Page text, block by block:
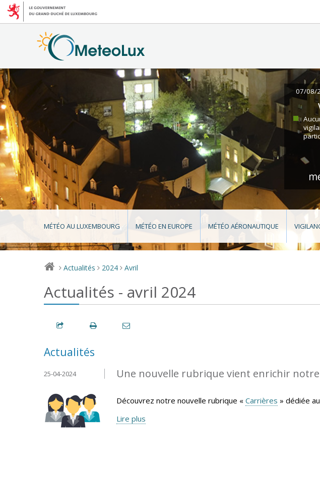
07/08/
MÉTÉO AU LUXEMBOURG MÉTÉO EN EUROPE MÉTÉO AÉRONAUTIQUE
> Actualités > 2024 > Avril
Actualités - avril 2024
Actualités
Une nouvelle rubrique vient enrichir
25-04-2024
Découvrez notre nouvelle rubrique « Carrières » dédiée
Lire plus